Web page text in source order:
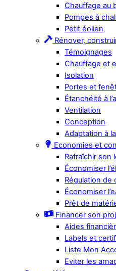
Chauffage au
Pompes à
Petit éolien
Rénover,
Témoignages
Chauffage et
Isolation
Portes et
Étanchéité à
Ventilation
Conception
Adaptation à
Economies et
Rafraîchir son
Économiser
Régulation de
Économiser
Prêt de
Financer son
Aides
Labels et
Liste Mon
Eviter les